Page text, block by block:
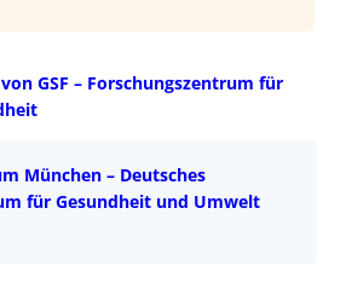
GSF – Forschungszentrum für
München – Deutsches
für Gesundheit und Umwelt